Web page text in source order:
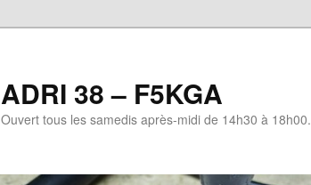
ADRI 38 – F5KGA
Ouvert tous les samedis après-midi de 14h30 à 18h00.